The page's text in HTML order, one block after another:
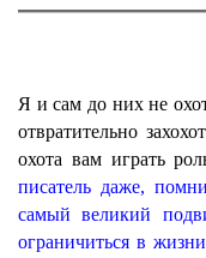
Я и сам до них не
отвратительно
охота вам играть
писатель даже,
самый великий
ограничиться в